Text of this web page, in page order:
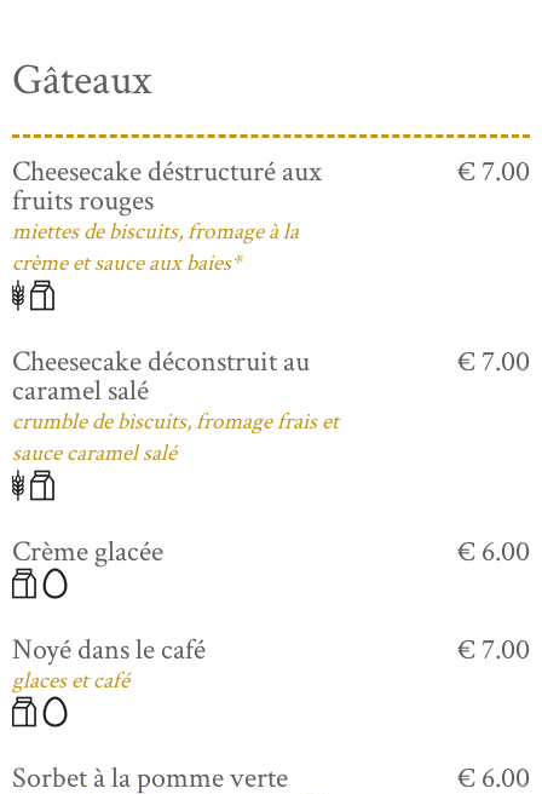
Gâteaux
Cheesecake déstructuré aux
fruits rouges
miettes de biscuits, fromage à la
crème et sauce aux baies*
€ 7.00
Cheesecake déconstruit au
caramel salé
crumble de biscuits, fromage frais et
sauce caramel salé
€ 7.00
Crème glacée € 6.00
Noyé dans le café
glaces et café
€ 7.00
Sorbet à la pomme verte € 6.00